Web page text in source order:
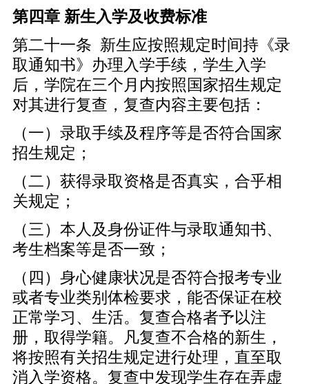
第四章 新生入学及收费标准
第二十一条 新生应按照规定时间持《录
取通知书》办理入学手续，学生入学
后，学院在三个月内按照国家招生规定
对其进行复查，复查内容主要包括：
（一）录取手续及程序等是否符合国家
招生规定；
（二）获得录取资格是否真实，合乎相
关规定；
（三）本人及身份证件与录取通知书、
考生档案等是否一致；
（四）身心健康状况是否符合报考专业
或者专业类别体检要求，能否保证在校
正常学习、生活。复查合格者予以注
册，取得学籍。凡复查不合格的新生，
将按照有关招生规定进行处理，直至取
消入学资格。复查中发现学生存在弄虚